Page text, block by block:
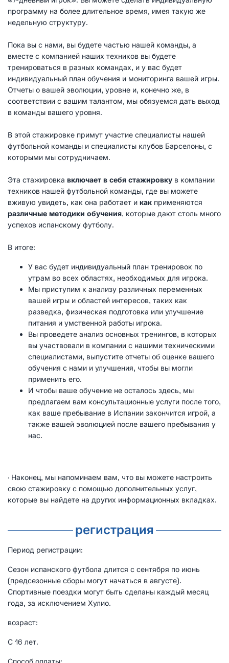
программу на более длительное время, имея такую же
недельную структуру.
Пока вы с нами, вы будете частью нашей команды, а
вместе с компанией наших техников вы будете
тренироваться в разных командах, и у вас будет
индивидуальный план обучения и мониторинга вашей игры.
Отчеты о вашей эволюции, уровне и, конечно же, в
соответствии с вашим талантом, мы обязуемся дать выход
в команды вашего уровня.
В этой стажировке примут участие специалисты нашей
футбольной команды и специалисты клубов Барселоны, с
которыми мы сотрудничаем.
Эта стажировка включает в себя стажировку в компании
техников нашей футбольной команды, где вы можете
вживую увидеть, как она работает и как применяются
различные методики обучения, которые дают столь много
успехов испанскому футболу.
В итоге:
У вас будет индивидуальный план тренировок по
утрам во всех областях, необходимых для игрока.
Мы приступим к анализу различных переменных
вашей игры и областей интересов, таких как
разведка, физическая подготовка или улучшение
питания и умственной работы игрока.
Вы проведете анализ основных тренингов, в которых
вы участвовали в компании с нашими техническими
специалистами, выпустите отчеты об оценке вашего
обучения с нами и улучшения, чтобы вы могли
применить его.
И чтобы ваше обучение не осталось здесь, мы
предлагаем вам консультационные услуги после того,
как ваше пребывание в Испании закончится игрой, а
также вашей эволюцией после вашего пребывания у
нас.
· Наконец, мы напоминаем вам, что вы можете настроить
свою стажировку с помощью дополнительных услуг,
которые вы найдете на других информационных вкладках.
регистрация
Период регистрации:
Сезон испанского футбола длится с сентября по июнь
(предсезонные сборы могут начаться в августе).
Спортивные поездки могут быть сделаны каждый месяц
года, за исключением Хулио.
возраст:
С 16 лет.